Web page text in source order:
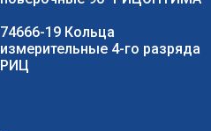
74666-19 Кольца
измерительные 4-го разряда
РИЦ